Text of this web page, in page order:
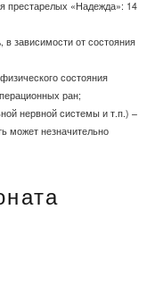
престарелых «Надежда»: 14
в зависимости от состояния
состояния
ран;
нервной системы и т.п.) –
может незначительно